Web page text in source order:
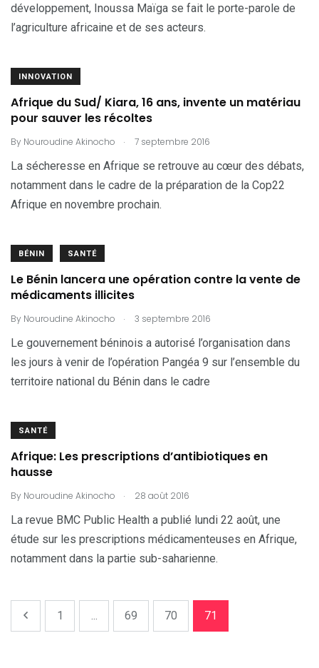
développement, Inoussa Maïga se fait le porte-parole de
l’agriculture africaine et de ses acteurs.
INNOVATION
Afrique du Sud/ Kiara, 16 ans, invente un matériau
pour sauver les récoltes
By Nouroudine Akinocho . 7 septembre 2016
La sécheresse en Afrique se retrouve au cœur des débats,
notamment dans le cadre de la préparation de la Cop22
Afrique en novembre prochain.
BÉNIN SANTÉ
Le Bénin lancera une opération contre la vente de
médicaments illicites
By Nouroudine Akinocho . 3 septembre 2016
Le gouvernement béninois a autorisé l’organisation dans
les jours à venir de l’opération Pangéa 9 sur l’ensemble du
territoire national du Bénin dans le cadre
SANTÉ
Afrique: Les prescriptions d’antibiotiques en
hausse
By Nouroudine Akinocho . 28 août 2016
La revue BMC Public Health a publié lundi 22 août, une
étude sur les prescriptions médicamenteuses en Afrique,
notamment dans la partie sub-saharienne.
1 ... 69 70 71